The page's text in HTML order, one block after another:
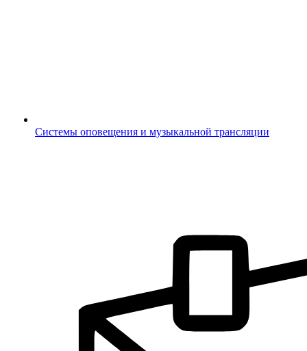
Системы оповещения и музыкальной трансляции